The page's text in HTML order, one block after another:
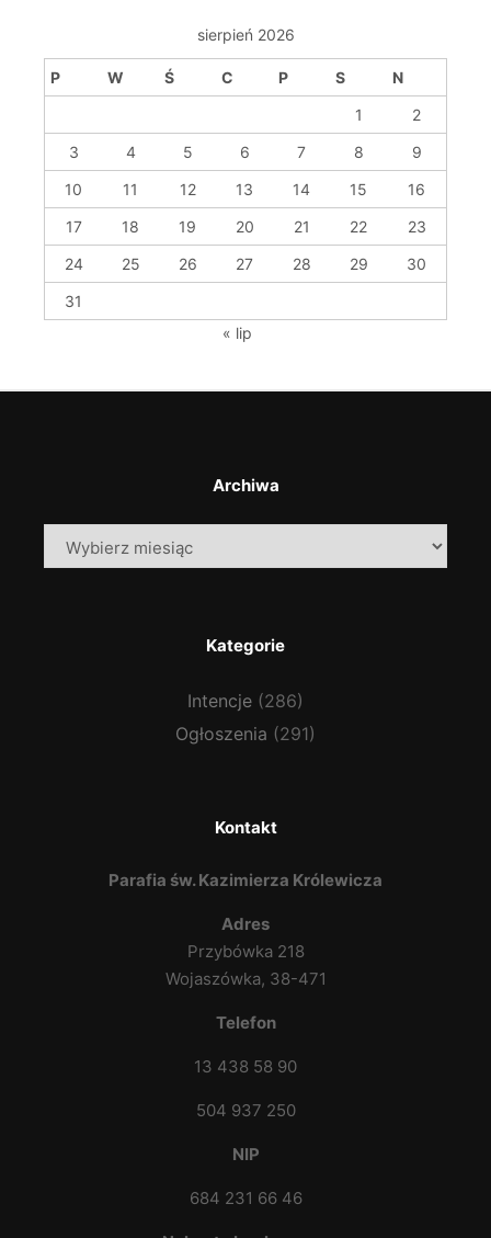
sierpień 2026
P W Ś C P S
N
1
2
3
4 5 6 7 8
9
10
11 12 13 14 15
16
17
18 19 20 21 22
23
24
25 26 27 28 29
30
31
« lip
Archiwa
Archiwa
Kategorie
Intencje (286)
Ogłoszenia (291)
Kontakt
Parafia św. Kazimierza Królewicza
Adres
Przybówka 218
Wojaszówka, 38-471
Telefon
13 438 58 90
504 937 250
NIP
684 231 66 46